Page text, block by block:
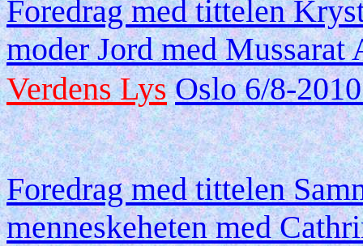
Foredrag med tittelen
moder Jord med Mussarat
Verdens Lys Oslo 6/8-
Foredrag med tittelen
menneskeheten med